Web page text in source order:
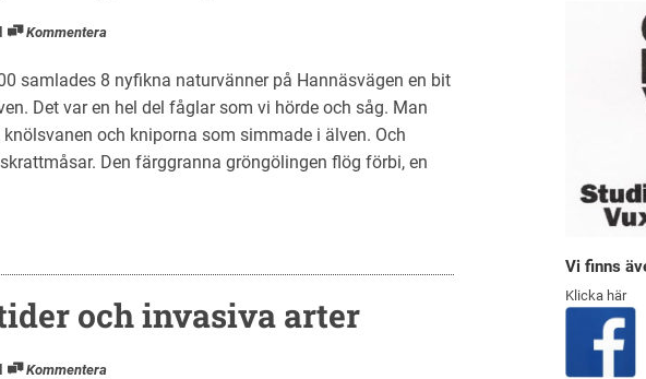
Kommentera
samlades 8 nyfikna naturvänner på Hannäsvägen en bit
Det var en hel del fåglar som vi hörde och såg. Man
och kniporna som simmade i älven. Och
Den färggranna gröngölingen flög förbi, en
och invasiva arter
Kommentera
Vi finns
Klicka här